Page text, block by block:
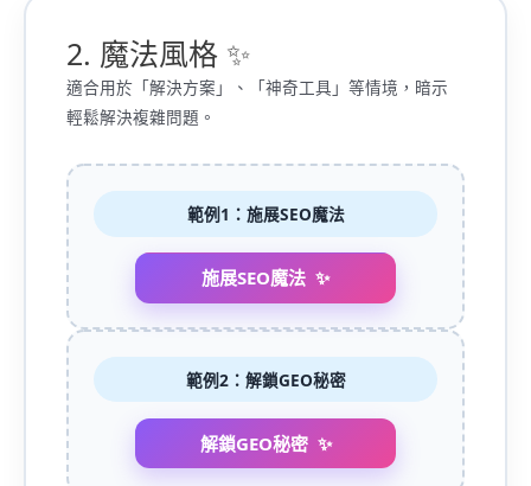
2. 魔法風格 ✨
適合用於「解決方案」、「神奇工具」等情境，暗示
輕鬆解決複雜問題。
範例1：施展SEO魔法
施展SEO魔法
範例2：解鎖GEO秘密
解鎖GEO秘密